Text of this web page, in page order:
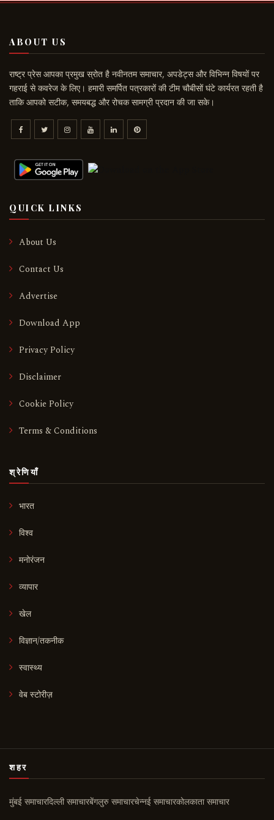
ABOUT US
राष्ट्र प्रेस आपका प्रमुख स्रोत है नवीनतम समाचार, अपडेट्स और विभिन्न विषयों पर
गहराई से कवरेज के लिए। हमारी समर्पित पत्रकारों की टीम चौबीसों घंटे कार्यरत रहती है
ताकि आपको सटीक, समयबद्ध और रोचक सामग्री प्रदान की जा सके।
QUICK LINKS
About Us
Contact Us
Advertise
Download App
Privacy Policy
Disclaimer
Cookie Policy
Terms & Conditions
श्रेणियाँ
भारत
विश्व
मनोरंजन
व्यापार
खेल
विज्ञान/तकनीक
स्वास्थ्य
वेब स्टोरीज़
शहर
मुंबई समाचारदिल्ली समाचारबेंगलुरु समाचारचेन्नई समाचारकोलकाता समाचार